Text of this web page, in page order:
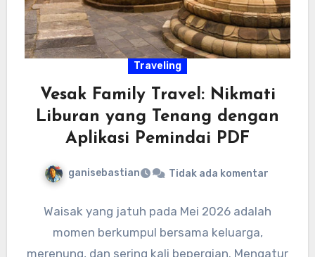
Traveling
Vesak Family Travel: Nikmati
Liburan yang Tenang dengan
Aplikasi Pemindai PDF
ganisebastian Tidak ada komentar
Waisak yang jatuh pada Mei 2026 adalah
momen berkumpul bersama keluarga,
merenung, dan sering kali bepergian. Mengatur